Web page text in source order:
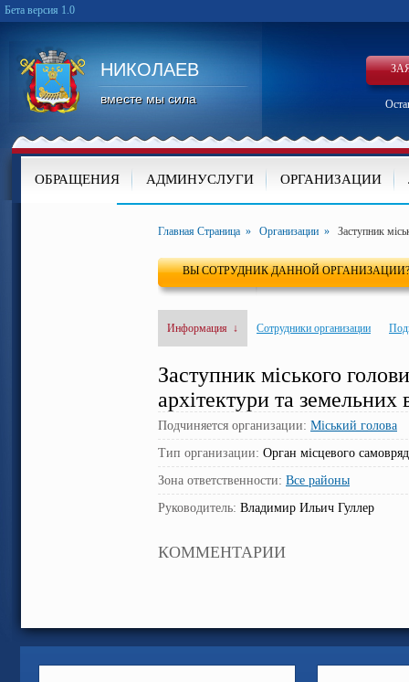
Бета версия 1.0
НИКОЛАЕВ
вместе мы сила
ОБРАЩЕНИЯ АДМИНУСЛУГИ ОРГАНИЗАЦИИ
Главная Страница » Организации » Заступник
ВЫ СОТРУДНИК ДАННОЙ ОРГАНИЗАЦИИ?
Информация ↓ Сотрудники организации
Заступник міського
архітектури та земельних
Подчиняется организации: Міський голова
Тип организации: Орган місцевого
Зона ответственности: Все районы
Руководитель: Владимир Ильич Гуллер
КОММЕНТАРИИ